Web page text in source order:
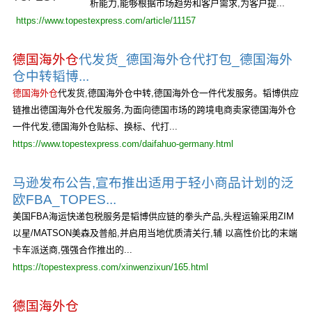
析能力,能够根据市场趋势和客户需求,为客户提...
https://www.topestexpress.com/article/11157
德国海外仓代发货_德国海外仓代打包_德国海外
仓中转韬博...
德国海外仓代发货,德国海外仓中转,德国海外仓一件代发服务。韬博供应
链推出德国海外仓代发服务,为面向德国市场的跨境电商卖家德国海外仓
一件代发,德国海外仓贴标、换标、代打...
https://www.topestexpress.com/daifahuo-germany.html
马逊发布公告,宣布推出适用于轻小商品计划的泛
欧FBA_TOPES...
美国FBA海运快递包税服务是韬博供应链的拳头产品,头程运输采用ZIM
以星/MATSON美森及普船,并启用当地优质清关行,辅 以高性价比的末端
卡车派送商,强强合作推出的...
https://topestexpress.com/xinwenzixun/165.html
德国海外仓